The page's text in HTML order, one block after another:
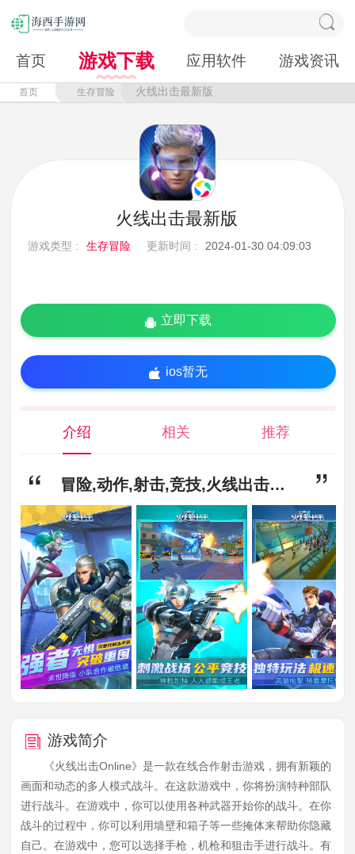
首页 游戏下载 应用软件 游戏资讯
首页 生存冒险 火线出击最新版
火线出击最新版
游戏类型 : 生存冒险 更新时间 : 2024-01-30 04:09:03
立即下载
ios暂无
介绍 相关 推荐
冒险,动作,射击,竞技,火线出击最新版安卓版下载-火线出击最新版下载1.11
游戏简介
《火线出击Online》是一款在线合作射击游戏，拥有新颖的
画面和动态的多人模式战斗。在这款游戏中，你将扮演特种部队
进行战斗。在游戏中，你可以使用各种武器开始你的战斗。在你
战斗的过程中，你可以利用墙壁和箱子等一些掩体来帮助你隐藏
自己。在游戏中，您可以选择手枪，机枪和狙击手进行战斗。有